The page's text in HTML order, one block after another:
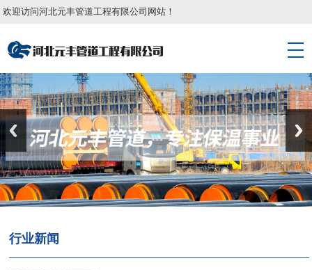
欢迎访问河北元丰管道工程有限公司网站！
行业新闻